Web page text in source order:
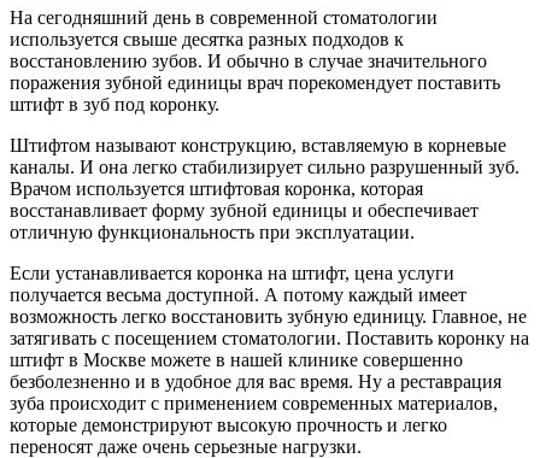
На сегодняшний день в современной стоматологии
используется свыше десятка разных подходов к
восстановлению зубов. И обычно в случае значительного
поражения зубной единицы врач порекомендует поставить
штифт в зуб под коронку.
Штифтом называют конструкцию, вставляемую в корневые
каналы. И она легко стабилизирует сильно разрушенный зуб.
Врачом используется штифтовая коронка, которая
восстанавливает форму зубной единицы и обеспечивает
отличную функциональность при эксплуатации.
Если устанавливается коронка на штифт, цена услуги
получается весьма доступной. А потому каждый имеет
возможность легко восстановить зубную единицу. Главное, не
затягивать с посещением стоматологии. Поставить коронку на
штифт в Москве можете в нашей клинике совершенно
безболезненно и в удобное для вас время. Ну а реставрация
зуба происходит с применением современных материалов,
которые демонстрируют высокую прочность и легко
переносят даже очень серьезные нагрузки.